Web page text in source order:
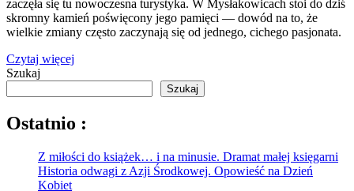
zaczęła się tu nowoczesna turystyka. W Mysłakowicach stoi do dziś
skromny kamień poświęcony jego pamięci — dowód na to, że
wielkie zmiany często zaczynają się od jednego, cichego pasjonata.
Czytaj więcej
Szukaj
Szukaj
Ostatnio :
Z miłości do książek… i na minusie. Dramat małej księgarni
Historia odwagi z Azji Środkowej. Opowieść na Dzień
Kobiet